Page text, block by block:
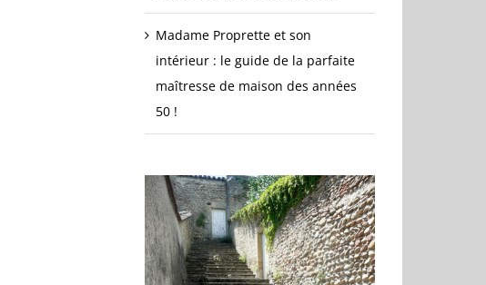
Madame Proprette et son
intérieur : le guide de la parfaite
maîtresse de maison des années
50 !